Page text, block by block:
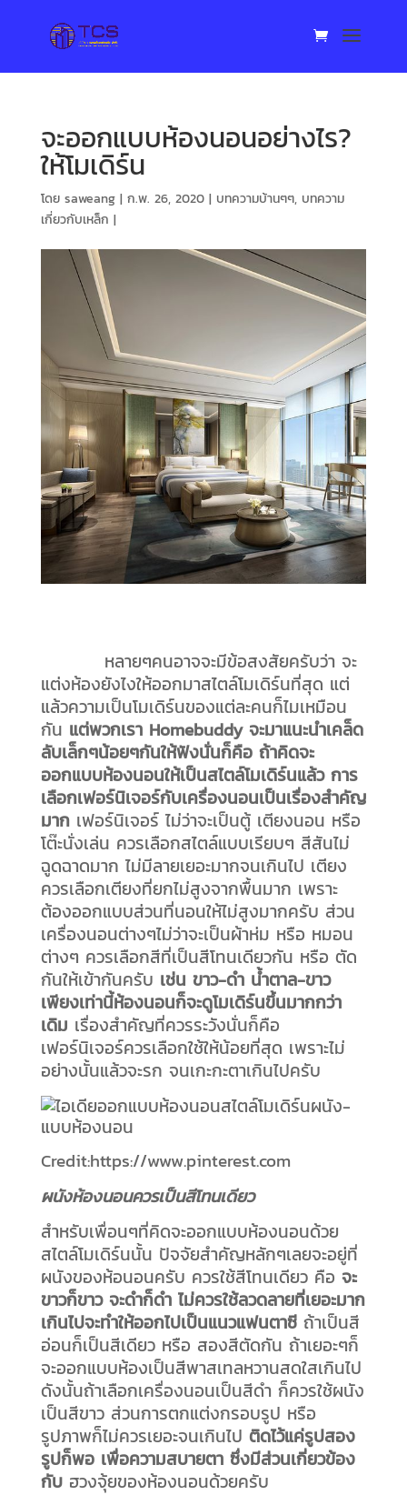
จะออกแบบห้องนอนอย่างไร?
ให้โมเดิร์น
โดย saweang| ก.พ. 26, 2020| บทความบ้านๆๆ, บทความ
เกี่ยวกับเหล็ก |
หลายๆคนอาจจะมีข้อสงสัยครับว่า จะ
แต่งห้องยังไงให้ออกมาสไตล์โมเดิร์นที่สุด แต่
แล้วความเป็นโมเดิร์นของแต่ละคนก็ไมเหมือน
กัน แต่พวกเรา Homebuddy จะมาแนะนำเคล็ด
ลับเล็กๆน้อยๆกันให้ฟังนั่นก็คือ ถ้าคิดจะ
ออกแบบห้องนอนให้เป็นสไตล์โมเดิร์นแล้ว การ
เลือกเฟอร์นิเจอร์กับเครื่องนอนเป็นเรื่องสำคัญ
มากเฟอร์นิเจอร์ ไม่ว่าจะเป็นตู้ เตียงนอน หรือ
โต๊ะนั่งเล่น ควรเลือกสไตล์แบบเรียบๆ สีสันไม่
ฉูดฉาดมาก ไม่มีลายเยอะมากจนเกินไป เตียง
ควรเลือกเตียงที่ยกไม่สูงจากพื้นมาก เพราะ
ต้องออกแบบส่วนที่นอนให้ไม่สูงมากครับ ส่วน
เครื่องนอนต่างๆไม่ว่าจะเป็นผ้าห่ม หรือ หมอน
ต่างๆ ควรเลือกสีที่เป็นสีโทนเดียวกัน หรือ ตัด
กันให้เข้ากันครับ เช่น ขาว-ดำ น้ำตาล-ขาว
เพียงเท่านี้ห้องนอนก็จะดูโมเดิร์นขึ้นมากกว่า
เดิม เรื่องสำคัญที่ควรระวังนั่นก็คือ
เฟอร์นิเจอร์ควรเลือกใช้ให้น้อยที่สุด เพราะไม่
อย่างนั้นแล้วจะรก จนเกะกะตาเกินไปครับ
Credit:https://www.pinterest.com
ผนังห้องนอนควรเป็นสีโทนเดียว
สำหรับเพื่อนๆที่คิดจะออกแบบห้องนอนด้วย
สไตล์โมเดิร์นนั้น ปัจจัยสำคัญหลักๆเลยจะอยู่ที่
ผนังของห้อนอนครับ ควรใช้สีโทนเดียว คือ จะ
ขาวก็ขาว จะดำก็ดำ ไม่ควรใช้ลวดลายที่เยอะมาก
เกินไปจะทำให้ออกไปเป็นแนวแฟนตาซีถ้าเป็นสี
อ่อนก็เป็นสีเดียว หรือ สองสีตัดกัน ถ้าเยอะๆก็
จะออกแบบห้องเป็นสีพาสเทลหวานสดใสเกินไป
ดังนั้นถ้าเลือกเครื่องนอนเป็นสีดำ ก็ควรใช้ผนัง
เป็นสีขาว ส่วนการตกแต่งกรอบรูป หรือ
รูปภาพก็ไม่ควรเยอะจนเกินไป ติดไว้แค่รูปสอง
รูปก็พอ เพื่อความสบายตา ซึ่งมีส่วนเกี่ยวข้อง
กับฮวงจุ้ยของห้องนอนด้วยครับ